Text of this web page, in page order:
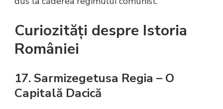
Curiozități despre Istoria
României
17. Sarmizegetusa Regia – O
Capitală Dacică